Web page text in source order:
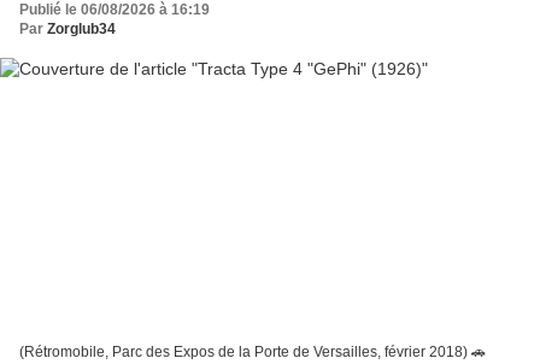
Publié le 06/08/2026 à 16:19
Par Zorglub34
(Rétromobile, Parc des Expos de la Porte de Versailles, février 2018) 🚗